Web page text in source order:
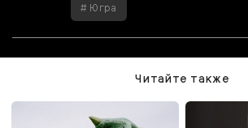
# Югра
Читайте также